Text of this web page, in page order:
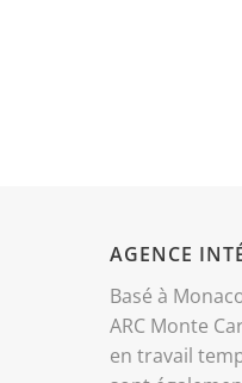
AGENCE
Basé à
ARC Monte
en travail